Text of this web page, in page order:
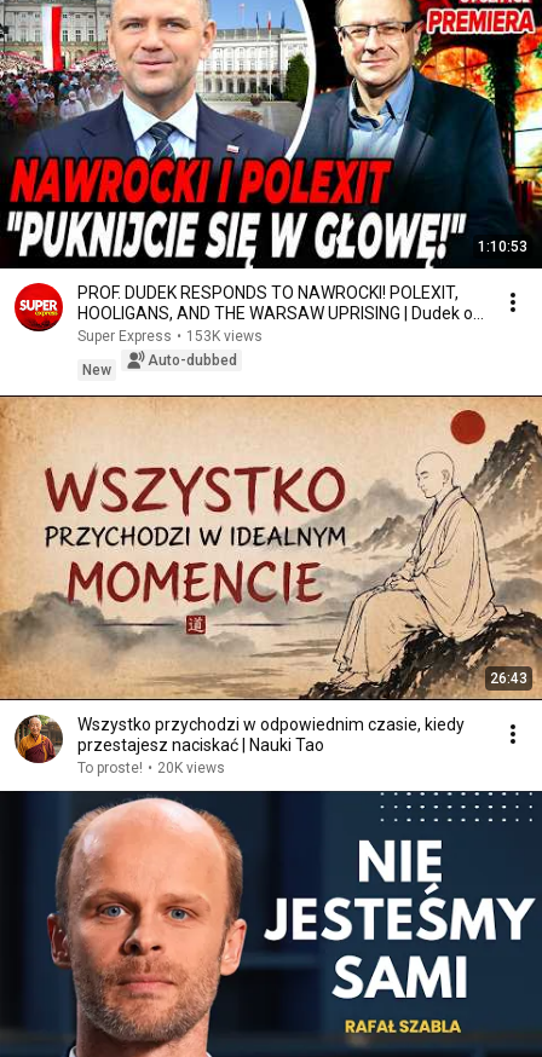
1:10:53
PROF. DUDEK RESPONDS TO NAWROCKI! POLEXIT,
HOOLIGANS, AND THE WARSAW UPRISING | Dudek on
Politics
Super Express • 153K views
New
Auto-dubbed
26:43
Wszystko przychodzi w odpowiednim czasie, kiedy
przestajesz naciskać | Nauki Tao
To proste! • 20K views